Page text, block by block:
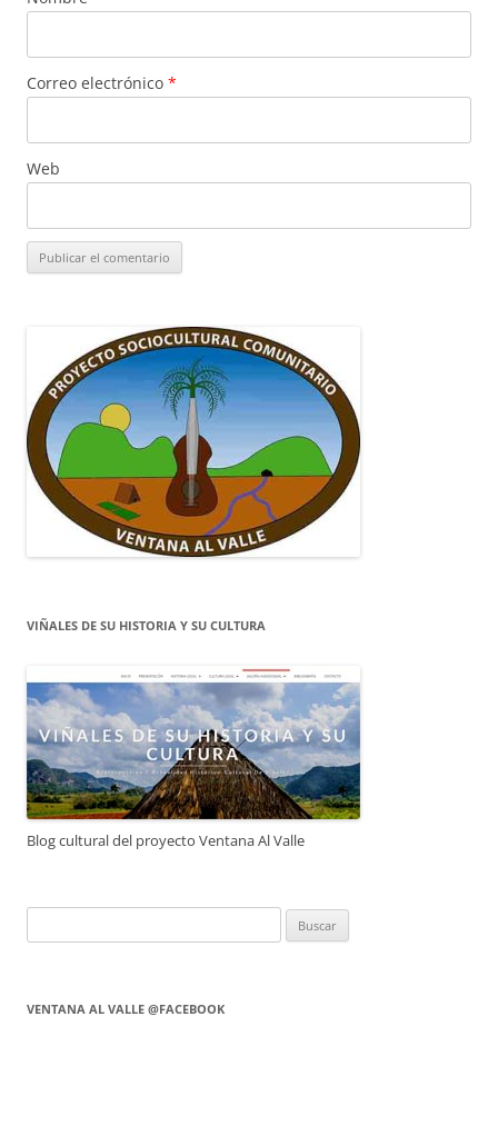
Correo electrónico *
Web
VIÑALES DE SU HISTORIA Y SU CULTURA
Blog cultural del proyecto Ventana Al Valle
VENTANA AL VALLE @FACEBOOK